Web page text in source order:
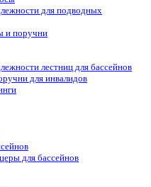
для подводных
и поручни
лестниц для бассейнов
для инвалидов
для бассейнов